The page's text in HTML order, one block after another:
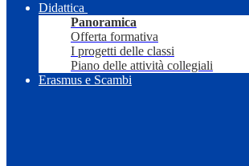
Didattica
Panoramica
Offerta formativa
I progetti delle classi
Piano delle attività collegiali
Erasmus e Scambi